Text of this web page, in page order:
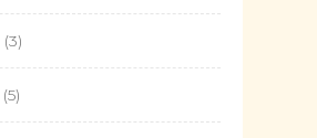
(3)
(5)